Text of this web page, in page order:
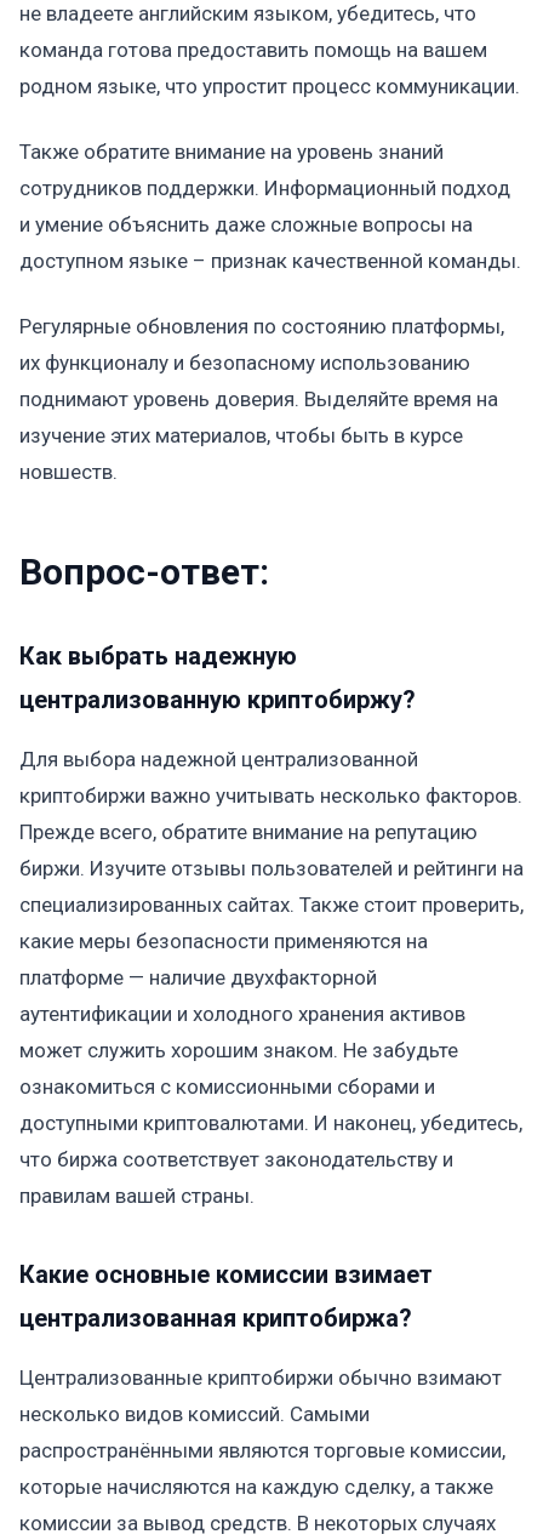
не владеете английским языком, убедитесь, что
команда готова предоставить помощь на вашем
родном языке, что упростит процесс коммуникации.
Также обратите внимание на уровень знаний
сотрудников поддержки. Информационный подход
и умение объяснить даже сложные вопросы на
доступном языке – признак качественной команды.
Регулярные обновления по состоянию платформы,
их функционалу и безопасному использованию
поднимают уровень доверия. Выделяйте время на
изучение этих материалов, чтобы быть в курсе
новшеств.
Вопрос-ответ:
Как выбрать надежную
централизованную криптобиржу?
Для выбора надежной централизованной
криптобиржи важно учитывать несколько факторов.
Прежде всего, обратите внимание на репутацию
биржи. Изучите отзывы пользователей и рейтинги на
специализированных сайтах. Также стоит проверить,
какие меры безопасности применяются на
платформе — наличие двухфакторной
аутентификации и холодного хранения активов
может служить хорошим знаком. Не забудьте
ознакомиться с комиссионными сборами и
доступными криптовалютами. И наконец, убедитесь,
что биржа соответствует законодательству и
правилам вашей страны.
Какие основные комиссии взимает
централизованная криптобиржа?
Централизованные криптобиржи обычно взимают
несколько видов комиссий. Самыми
распространёнными являются торговые комиссии,
которые начисляются на каждую сделку, а также
комиссии за вывод средств. В некоторых случаях